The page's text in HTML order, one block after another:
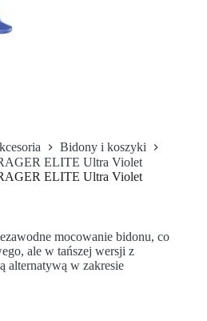
Bidony i koszyki
ELITE Ultra Violet
ELITE Ultra Violet
mocowanie bidonu, co
ale w tańszej wersji z
alternatywą w zakresie